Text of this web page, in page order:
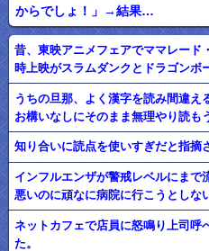
からでしょ！」→結果…
昔、東映アニメフェアでママレード
時上映がスラムダンクとドラゴンボ
うちの旦那、よく漢字を読み間違
お構いなしにそのまま無理やり読も
知り合いに読点を使いすぎだと指摘
インフルエンザが警戒レベルにまで
悪いのに頑なに病院に行こうとしな
ネットカフェで店員に怒鳴り上司呼
た。